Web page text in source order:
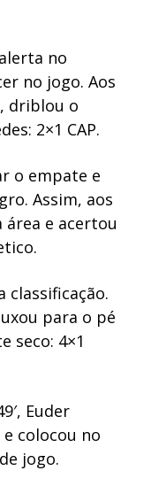
no
no jogo. Aos
driblou o
2×1 CAP.
o empate e
Assim, aos
área e acertou
classificação.
para o pé
seco: 4×1
Euder
colocou no
jogo.